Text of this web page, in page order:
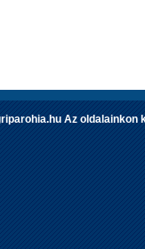
Az oldalainkon